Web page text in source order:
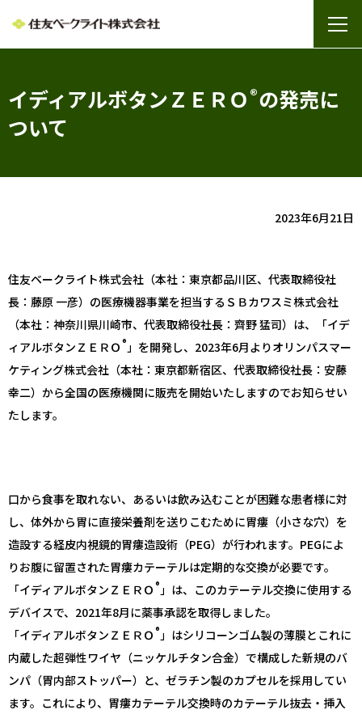
イディアルボタンＺＥＲＯ ®の発売に
ついて
2023年6月21日
住友ベークライト株式会社（本社：東京都品川区、代表取締役社
長：藤原 一彦）の医療機器事業を担当するＳＢカワスミ株式会社
（本社：神奈川県川崎市、代表取締役社長：齊野 猛司）は、「イデ
ィアルボタンＺＥＲＯ ®」を開発し、2023年6月よりオリンパスマー
ケティング株式会社（本社：東京都新宿区、代表取締役社長：安藤
幸二）から全国の医療機関に販売を開始いたしますのでお知らせい
たします。
⼝から⾷事を取れない、あるいは飲み込むことが困難な患者様に対
し、体外から胃に直接栄養剤を送りこむために胃瘻（小さな穴）を
造設する経⽪内視鏡的胃瘻造設術（PEG）が行われます。PEGによ
りお腹に留置された胃瘻カテーテルは定期的な交換が必要です。
「イディアルボタンＺＥＲＯ ®」は、このカテーテル交換に使⽤する
デバイスで、2021年8月に薬事承認を取得しました。
「イディアルボタンＺＥＲＯ ®」はシリコーンゴム製の薄膜とこれに
内蔵した超弾性ワイヤ（ニッケルチタン合金）で構成した新規のバ
ンパ（胃内部ストッパー）と、ゼラチン製のカプセルを採用してい
ます。これにより、胃瘻カテーテル交換時のカテーテル抜去・挿入